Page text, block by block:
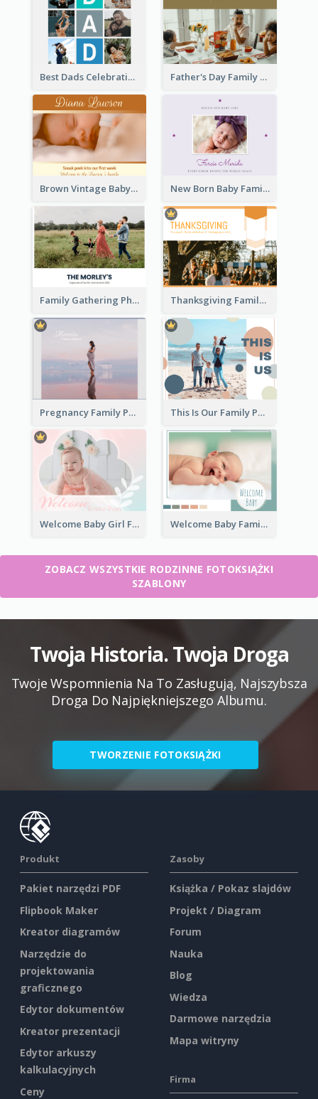
Best Dads Celebration Photo Book Father's Day Family Photo Book
Brown Vintage Baby Family Photo Book New Born Baby Family Photo Book
Family Gathering Photo Book Thanksgiving Family Gathering Photo Book
Pregnancy Family Photo Book This Is Our Family Photo Book
Welcome Baby Girl Family Photo Book Welcome Baby Family Photo Book
ZOBACZ WSZYSTKIE RODZINNE FOTOKSIĄŻKI
SZABLONY
Twoja Historia. Twoja Droga
Twoje Wspomnienia Na To Zasługują, Najszybsza
Droga Do Najpiękniejszego Albumu.
TWORZENIE FOTOKSIĄŻKI
Produkt
Pakiet narzędzi PDF
Flipbook Maker
Kreator diagramów
Narzędzie do
projektowania
graficznego
Edytor dokumentów
Kreator prezentacji
Edytor arkuszy
kalkulacyjnych
Ceny
Zasoby
Książka / Pokaz slajdów
Projekt / Diagram
Forum
Nauka
Blog
Wiedza
Darmowe narzędzia
Mapa witryny
Firma